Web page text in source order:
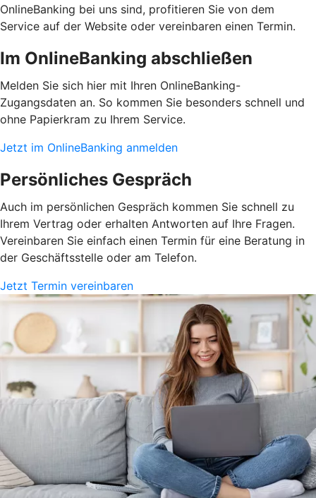
OnlineBanking bei uns sind, profitieren Sie von dem
Service auf der Website oder vereinbaren einen Termin.
Im OnlineBanking abschließen
Melden Sie sich hier mit Ihren OnlineBanking-
Zugangsdaten an. So kommen Sie besonders schnell und
ohne Papierkram zu Ihrem Service.
Jetzt im OnlineBanking anmelden
Persönliches Gespräch
Auch im persönlichen Gespräch kommen Sie schnell zu
Ihrem Vertrag oder erhalten Antworten auf Ihre Fragen.
Vereinbaren Sie einfach einen Termin für eine Beratung in
der Geschäftsstelle oder am Telefon.
Jetzt Termin vereinbaren